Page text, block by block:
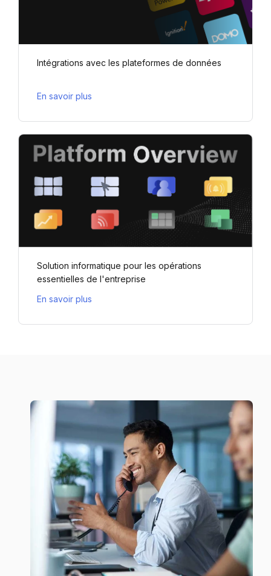
Intégrations avec les plateformes de données
En savoir plus
Solution informatique pour les opérations
essentielles de l'entreprise
En savoir plus